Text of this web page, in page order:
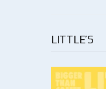
LITTLE’S